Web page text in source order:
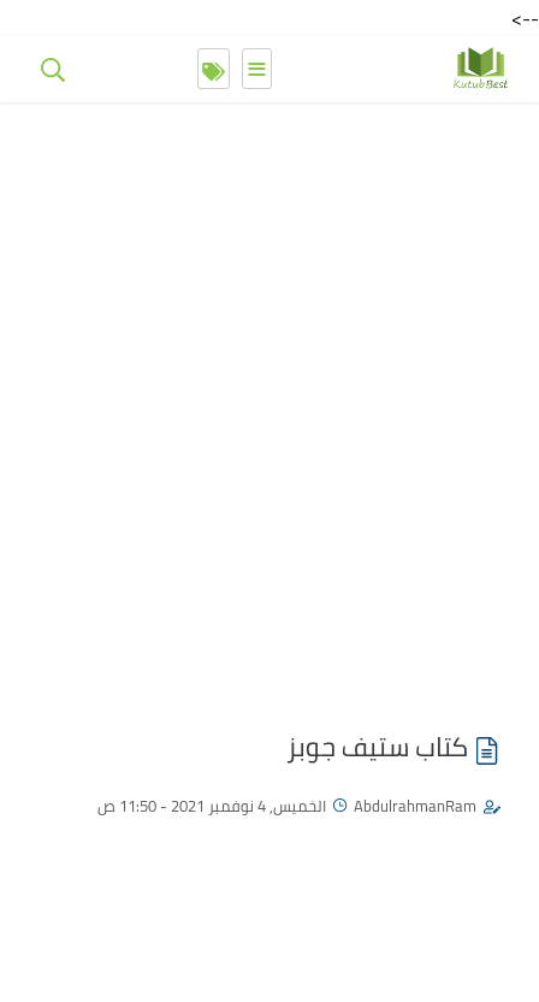
-->
≡
كتاب ستيف جوبز
AbdulrahmanRam الخميس, 4 نوفمبر 2021 - 11:50 ص